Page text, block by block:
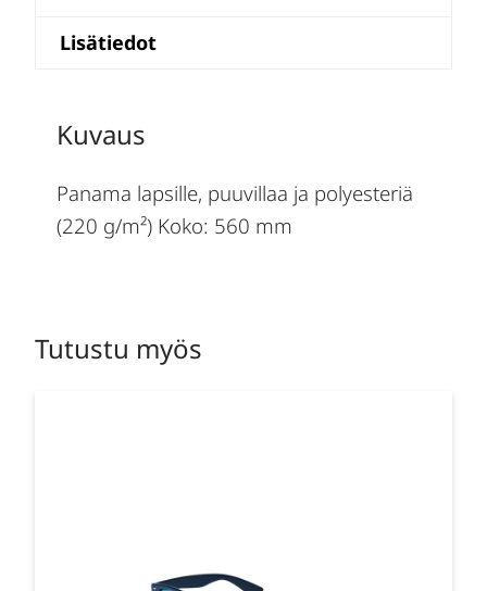
Lisätiedot
Kuvaus
Panama lapsille, puuvillaa ja polyesteriä
(220 g/m²) Koko: 560 mm
Tutustu myös